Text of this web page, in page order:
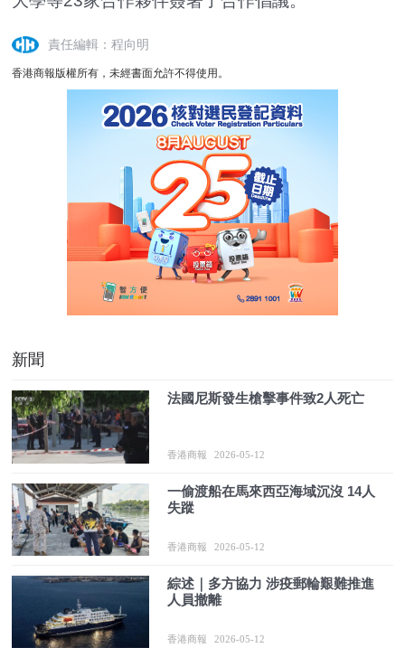
責任編輯：程向明
香港商報版權所有，未經書面允許不得使用。
新聞
法國尼斯發生槍擊事件致2人死亡
香港商報 2026-05-12
一偷渡船在馬來西亞海域沉沒 14人
失蹤
香港商報 2026-05-12
綜述｜多方協力 涉疫郵輪艱難推進
人員撤離
香港商報 2026-05-12